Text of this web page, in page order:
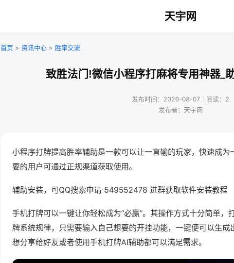
天宇网
首页 > 资讯中心 > 胜率交流
致胜法门!微信小程序打麻将专用神器_
发布时间：2026-08-07｜阅读：2
发布者：天宇网
小程序打牌提高胜率辅助是一款可以让一直输的玩家，快速成为
要的用户可通过正规渠道获取使用。
辅助安装，可QQ搜索申请 549552478 进群获取软件安装教程
手机打牌可以一键让你轻松成为“必赢”。其操作方式十分简单，
牌系统规律，只需要输入自己想要的开挂功能，一键便可以生
想分享给好友或者使用手机打牌AI辅助都可以满足需求。